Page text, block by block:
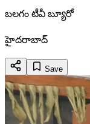
బలగం టీవీ బ్యూరో
హైదరాబాద్
Save